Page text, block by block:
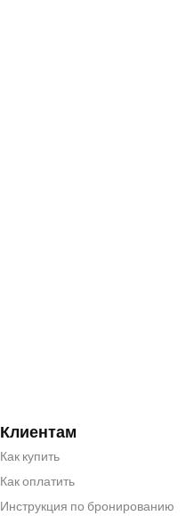
Клиентам
Как купить
Как оплатить
Инструкция по бронированию